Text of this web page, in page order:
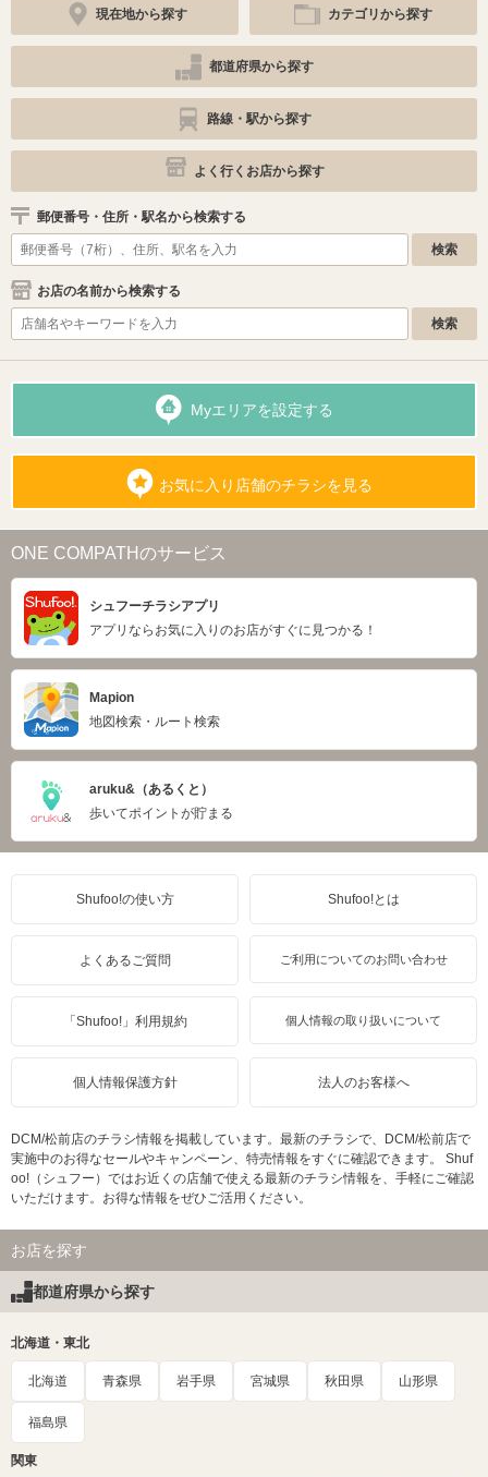
現在地から探す カテゴリから探す
都道府県から探す
路線・駅から探す
よく行くお店から探す
郵便番号・住所・駅名から検索する
お店の名前から検索する
Myエリアを設定する
お気に入り店舗のチラシを見る
ONE COMPATHのサービス
シュフーチラシアプリ
アプリならお気に入りのお店がすぐに見つかる！
Mapion
地図検索・ルート検索
aruku&（あるくと）
歩いてポイントが貯まる
Shufoo!の使い方 Shufoo!とは
よくあるご質問 ご利用についてのお問い合わせ
「Shufoo!」利用規約 個人情報の取り扱いについて
個人情報保護方針 法人のお客様へ
DCM/松前店のチラシ情報を掲載しています。最新のチラシで、DCM/松前店で
実施中のお得なセールやキャンペーン、特売情報をすぐに確認できます。 Shuf
oo!（シュフー）ではお近くの店舗で使える最新のチラシ情報を、手軽にご確認
いただけます。お得な情報をぜひご活用ください。
お店を探す
都道府県から探す
北海道・東北
北海道 青森県 岩手県 宮城県 秋田県 山形県
福島県
関東